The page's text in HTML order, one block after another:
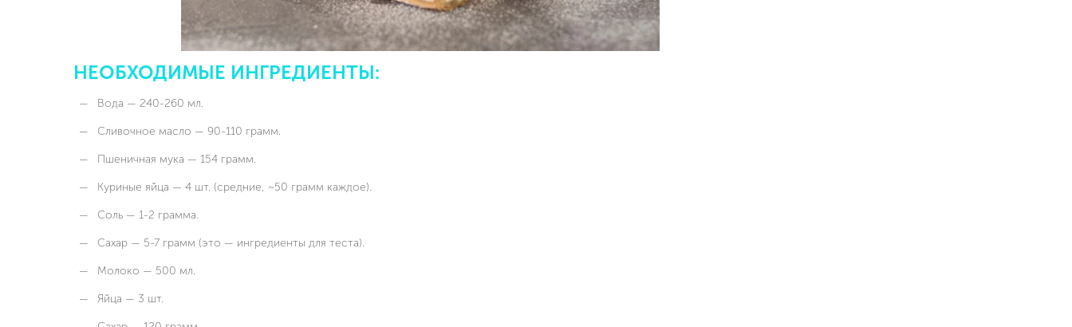
НЕОБХОДИМЫЕ ИНГРЕДИЕНТЫ:
Вода — 240-260 мл.
Сливочное масло — 90-110 грамм.
Пшеничная мука — 154 грамм.
Куриные яйца — 4 шт. (средние, ~50 грамм каждое).
Соль — 1-2 грамма.
Сахар — 5-7 грамм (это — ингредиенты для теста).
Молоко — 500 мл.
Яйца — 3 шт.